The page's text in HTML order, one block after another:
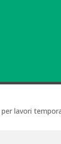
lavori